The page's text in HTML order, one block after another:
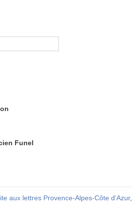
Funel
aux lettres Provence-Alpes-Côte d'Azur,